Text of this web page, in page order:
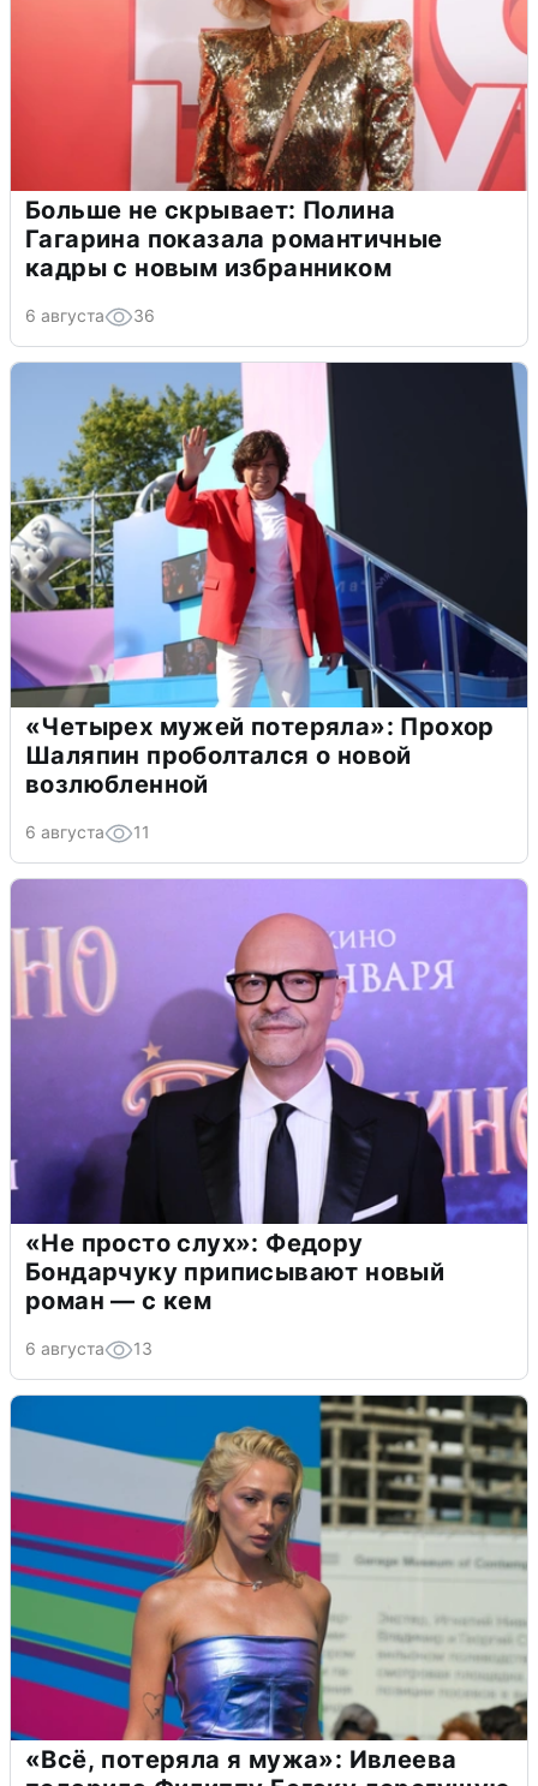
Больше не скрывает: Полина
Гагарина показала романтичные
кадры с новым избранником
6 августа 36
«Четырех мужей потеряла»: Прохор
Шаляпин проболтался о новой
возлюбленной
6 августа 11
«Не просто слух»: Федору
Бондарчуку приписывают новый
роман — с кем
6 августа 13
«Всё, потеряла я мужа»: Ивлеева